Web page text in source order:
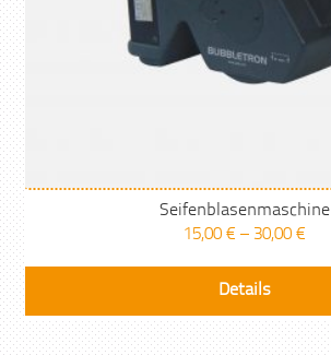
Seifenblasenmaschine
15,00 € – 30,00 €
Details